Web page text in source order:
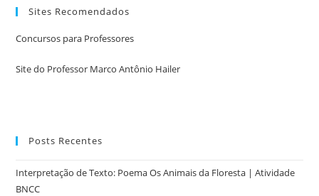
Sites Recomendados
Concursos para Professores
Site do Professor Marco Antônio Hailer
Posts Recentes
Interpretação de Texto: Poema Os Animais da Floresta | Atividade
BNCC